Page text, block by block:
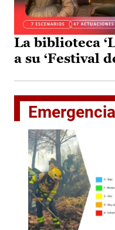
La biblioteca
a su ‘Festival